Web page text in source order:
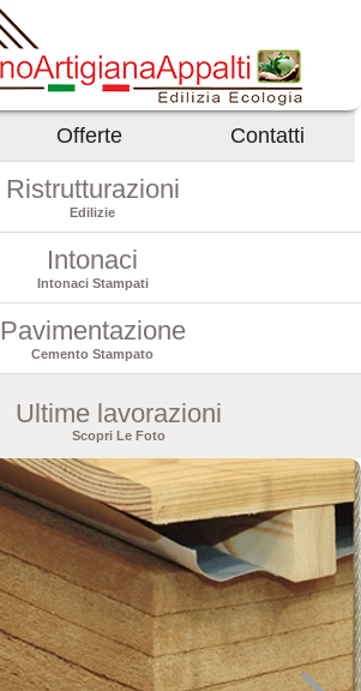
Offerte Contatti
Ristrutturazioni
Edilizie
Intonaci
Intonaci Stampati
Pavimentazione
Cemento Stampato
Ultime lavorazioni
Scopri Le Foto